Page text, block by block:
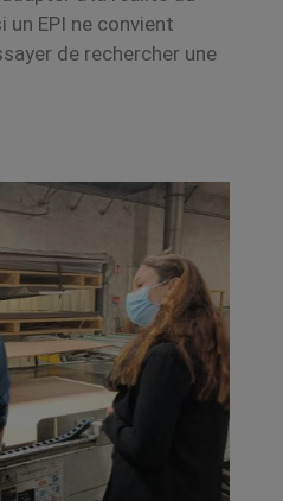
un EPI ne convient
de rechercher une